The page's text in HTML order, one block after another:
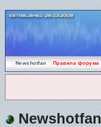
Newshotfan Правила форума
Newshotfan